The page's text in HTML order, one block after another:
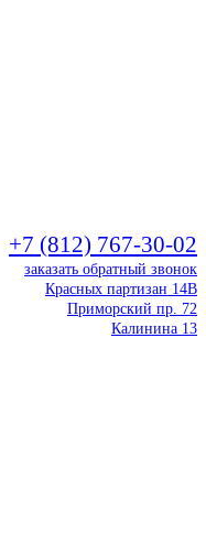
+7 (812) 767-30-02
заказать обратный звонок
Красных партизан 14В
Приморский пр. 72
Калинина 13